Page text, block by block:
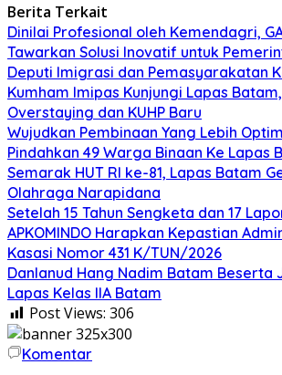
Berita Terkait
Dinilai Profesional oleh Kemendagri,
Tawarkan Solusi Inovatif untuk
Deputi Imigrasi dan Pemasyarakatan
Kumham Imipas Kunjungi Lapas
Overstaying dan KUHP Baru
Wujudkan Pembinaan Yang Lebih
Pindahkan 49 Warga Binaan Ke Lapas
Semarak HUT RI ke-81, Lapas Batam
Olahraga Narapidana
Setelah 15 Tahun Sengketa dan 17
APKOMINDO Harapkan Kepastian
Kasasi Nomor 431 K/TUN/2026
Danlanud Hang Nadim Batam Beserta
Lapas Kelas IIA Batam
Post Views: 306
Komentar